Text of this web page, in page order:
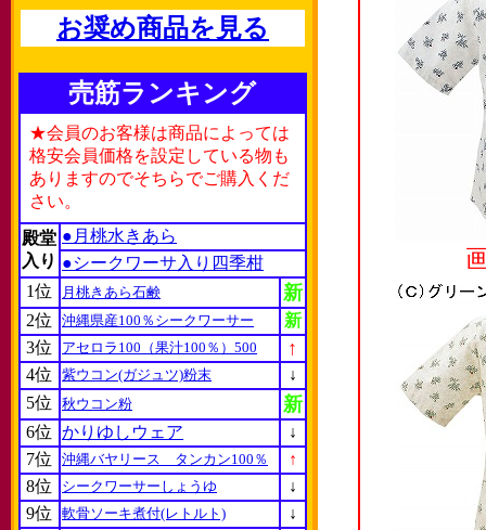
お奨め商品を見る
売筋ランキング
★会員のお客様は商品によっては
格安会員価格を設定している物も
ありますのでそちらでご購入くだ
さい。
殿堂
入り
●月桃水きあら
●シークワーサ入り四季柑
1位
月桃きあら石鹸 新
2位 沖縄県産100％シークワーサー
新
3位
アセロラ100（果汁100％）500 ↑
4位 紫ウコン(ガジュツ)粉末
↓
5位
秋ウコン粉 新
6位 かりゆしウェア
↓
7位
沖縄バヤリース タンカン100％
↑
8位
シークワーサーしょうゆ
↓
9位
軟骨ソーキ煮付(レトルト)
↓